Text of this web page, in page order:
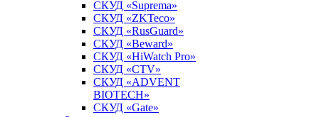
СКУД «Suprema»
СКУД «ZKTeco»
СКУД «RusGuard»
СКУД «Beward»
СКУД «HiWatch Pro»
СКУД «CTV»
СКУД «ADVENT
BIOTECH»
СКУД «Gate»